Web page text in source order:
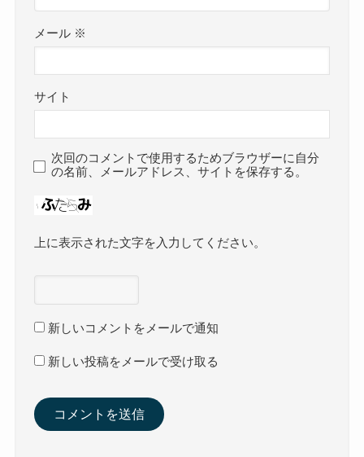
メール ※
サイト
次回のコメントで使用するためブラウザーに自分
の名前、メールアドレス、サイトを保存する。
上に表示された文字を入力してください。
新しいコメントをメールで通知
新しい投稿をメールで受け取る